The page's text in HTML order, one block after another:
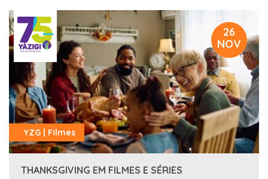
26
NOV
YZG | Filmes
THANKSGIVING EM FILMES E SÉRIES